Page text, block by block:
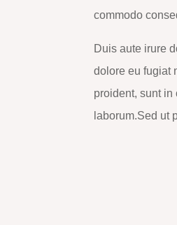
commodo
Duis aute irure
dolore eu fugiat
proident, sunt
laborum.Sed ut